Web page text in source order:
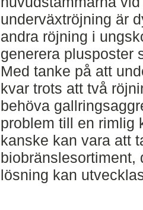
underväxtröjning är
andra röjning i
generera plusposter
Med tanke på att
kvar trots att två
behöva
problem till en rimlig
kanske kan vara att
biobränslesortiment,
lösning kan